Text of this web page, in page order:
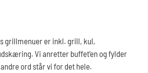
grillmenuer er inkl. grill, kul,
Vi anretter buffet’en og fylder
ord står vi for det hele.